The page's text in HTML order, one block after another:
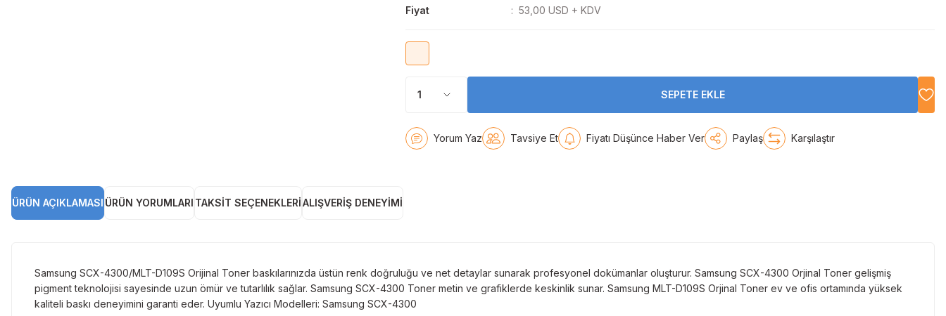
Fiyat
53,00 USD + KDV
SEPETE EKLE
Yorum Yaz Tavsiye Et Fiyatı Düşünce Haber Ver Paylaş Karşılaştır
ÜRÜN AÇIKLAMASI ÜRÜN YORUMLARI TAKSIT SEÇENEKLERIALIŞVERIŞ DENEYIMI
Samsung SCX-4300/MLT-D109S Orijinal Toner baskılarınızda üstün renk doğruluğu ve net detaylar sunarak profesyonel dokümanlar oluşturur. Samsung SCX-4300 Orjinal Toner gelişmiş
pigment teknolojisi sayesinde uzun ömür ve tutarlılık sağlar. Samsung SCX-4300 Toner metin ve grafiklerde keskinlik sunar. Samsung MLT-D109S Orjinal Toner ev ve ofis ortamında yüksek
kaliteli baskı deneyimini garanti eder. Uyumlu Yazıcı Modelleri: Samsung SCX-4300